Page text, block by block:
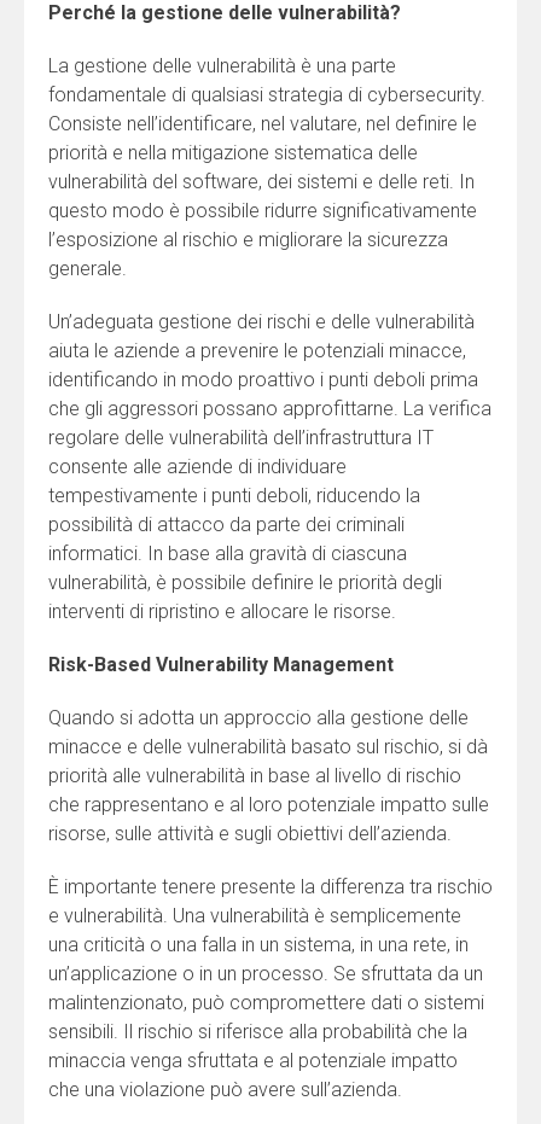
Perché la gestione delle vulnerabilità?
La gestione delle vulnerabilità è una parte
fondamentale di qualsiasi strategia di cybersecurity.
Consiste nell’identificare, nel valutare, nel definire le
priorità e nella mitigazione sistematica delle
vulnerabilità del software, dei sistemi e delle reti. In
questo modo è possibile ridurre significativamente
l’esposizione al rischio e migliorare la sicurezza
generale.
Un’adeguata gestione dei rischi e delle vulnerabilità
aiuta le aziende a prevenire le potenziali minacce,
identificando in modo proattivo i punti deboli prima
che gli aggressori possano approfittarne. La verifica
regolare delle vulnerabilità dell’infrastruttura IT
consente alle aziende di individuare
tempestivamente i punti deboli, riducendo la
possibilità di attacco da parte dei criminali
informatici. In base alla gravità di ciascuna
vulnerabilità, è possibile definire le priorità degli
interventi di ripristino e allocare le risorse.
Risk-Based Vulnerability Management
Quando si adotta un approccio alla gestione delle
minacce e delle vulnerabilità basato sul rischio, si dà
priorità alle vulnerabilità in base al livello di rischio
che rappresentano e al loro potenziale impatto sulle
risorse, sulle attività e sugli obiettivi dell’azienda.
È importante tenere presente la differenza tra rischio
e vulnerabilità. Una vulnerabilità è semplicemente
una criticità o una falla in un sistema, in una rete, in
un’applicazione o in un processo. Se sfruttata da un
malintenzionato, può compromettere dati o sistemi
sensibili. Il rischio si riferisce alla probabilità che la
minaccia venga sfruttata e al potenziale impatto
che una violazione può avere sull’azienda.